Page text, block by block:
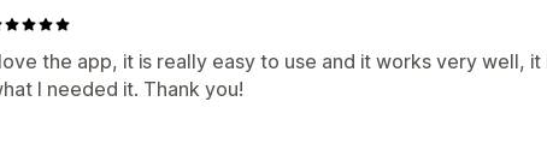
the app, it is really easy to use and it works very well,
I needed it. Thank you!